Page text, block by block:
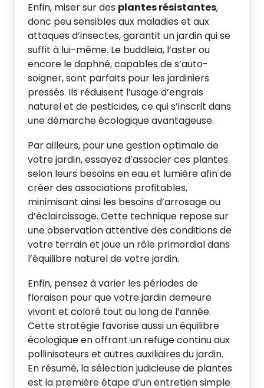
Enfin, miser sur des plantes résistantes,
donc peu sensibles aux maladies et aux
attaques d’insectes, garantit un jardin qui se
suffit à lui-même. Le buddleia, l’aster ou
encore le daphné, capables de s’auto-
soigner, sont parfaits pour les jardiniers
pressés. Ils réduisent l’usage d’engrais
naturel et de pesticides, ce qui s’inscrit dans
une démarche écologique avantageuse.
Par ailleurs, pour une gestion optimale de
votre jardin, essayez d’associer ces plantes
selon leurs besoins en eau et lumière afin de
créer des associations profitables,
minimisant ainsi les besoins d’arrosage ou
d’éclaircissage. Cette technique repose sur
une observation attentive des conditions de
votre terrain et joue un rôle primordial dans
l’équilibre naturel de votre jardin.
Enfin, pensez à varier les périodes de
floraison pour que votre jardin demeure
vivant et coloré tout au long de l’année.
Cette stratégie favorise aussi un équilibre
écologique en offrant un refuge continu aux
pollinisateurs et autres auxiliaires du jardin.
En résumé, la sélection judicieuse de plantes
est la première étape d’un entretien simple